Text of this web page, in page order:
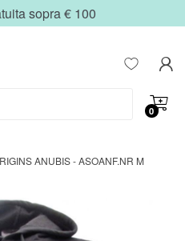
sopra € 100
0
ANUBIS - ASOANF.NR M